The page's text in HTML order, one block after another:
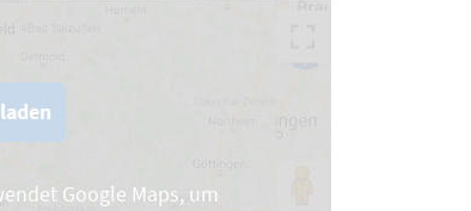
Google Maps, um